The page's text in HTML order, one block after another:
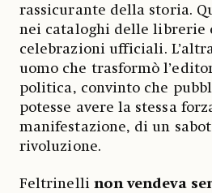
rassicurante della storia.
nei cataloghi delle librerie
celebrazioni ufficiali.
uomo che trasformò
politica, convinto che
potesse avere la stessa
manifestazione, di un
rivoluzione.
Feltrinelli non vendeva